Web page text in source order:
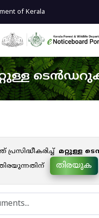
of Kerala
മറ്റുള്ള
തിരയുക